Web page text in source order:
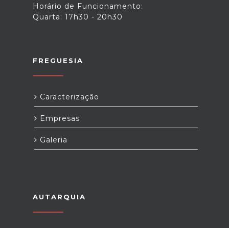
Horário de Funcionamento:
Quarta: 17h30 - 20h30
FREGUESIA
Caracterização
Empresas
Galeria
AUTARQUIA